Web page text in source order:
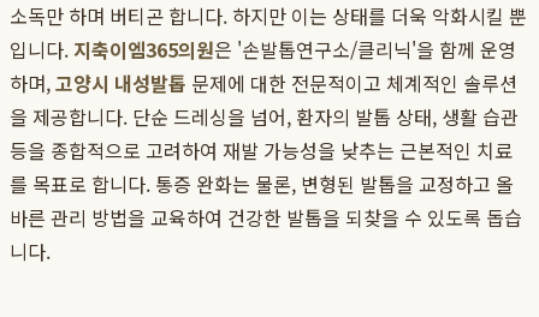
소독만 하며 버티곤 합니다. 하지만 이는 상태를 더욱 악화시킬 뿐
입니다. 지축이엠365의원은 '손발톱연구소/클리닉'을 함께 운영
하며,고양시 내성발톱 문제에 대한 전문적이고 체계적인 솔루션
을 제공합니다. 단순 드레싱을 넘어, 환자의 발톱 상태, 생활 습관
등을 종합적으로 고려하여 재발 가능성을 낮추는 근본적인 치료
를 목표로 합니다. 통증 완화는 물론, 변형된 발톱을 교정하고 올
바른 관리 방법을 교육하여 건강한 발톱을 되찾을 수 있도록 돕습
니다.